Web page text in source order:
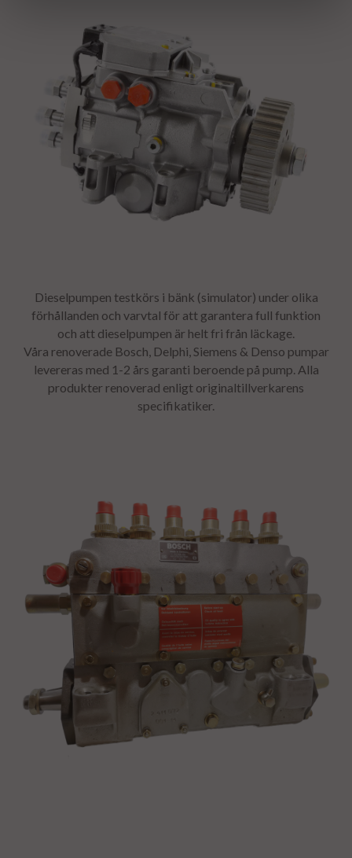
Dieselpumpen testkörs i bänk (simulator) under olika
förhållanden och varvtal för att garantera full funktion
och att dieselpumpen är helt fri från läckage.
Våra renoverade Bosch, Delphi, Siemens & Denso pumpar
levereras med 1-2 års garanti beroende på pump. Alla
produkter renoverad enligt originaltillverkarens
specifikatiker.